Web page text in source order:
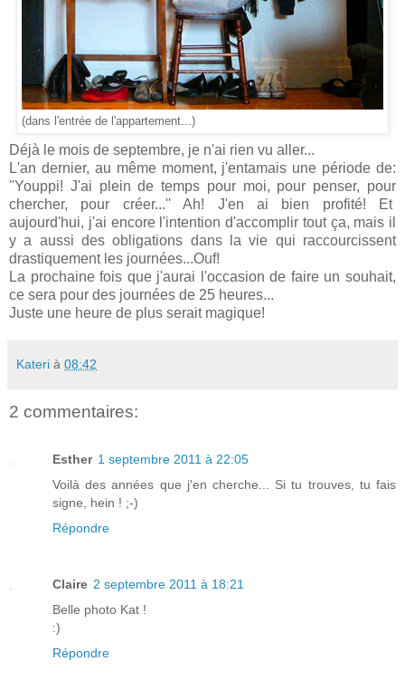
(dans l'entrée de l'appartement...)
Déjà le mois de septembre, je n'ai rien vu aller...
L'an dernier, au même moment, j'entamais une période de:
''Youppi! J'ai plein de temps pour moi, pour penser, pour
chercher, pour créer...'' Ah! J'en ai bien profité! Et
aujourd'hui, j'ai encore l'intention d'accomplir tout ça, mais il
y a aussi des obligations dans la vie qui raccourcissent
drastiquement les journées...Ouf!
La prochaine fois que j'aurai l'occasion de faire un souhait,
ce sera pour des journées de 25 heures...
Juste une heure de plus serait magique!
Kateri à 08:42
2 commentaires:
Esther 1 septembre 2011 à 22:05
Voilà des années que j'en cherche... Si tu trouves, tu fais
signe, hein ! ;-)
Répondre
Claire 2 septembre 2011 à 18:21
Belle photo Kat !
:)
Répondre